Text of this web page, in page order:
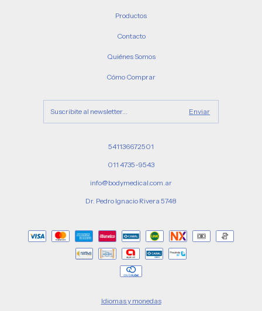
Productos
Contacto
Quiénes Somos
Cómo Comprar
541136672501
011 4735-9543
info@bodymedical.com.ar
Dr. Pedro Ignacio Rivera 5748
Idiomas y monedas